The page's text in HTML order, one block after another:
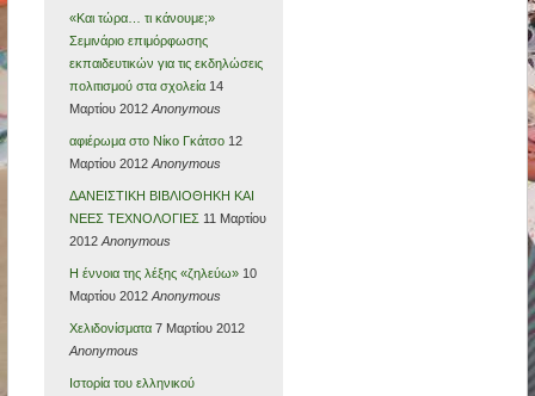
«Και τώρα… τι κάνουμε;»
Σεμινάριο επιμόρφωσης
εκπαιδευτικών για τις εκδηλώσεις
πολιτισμού στα σχολεία 14
Μαρτίου 2012 Anonymous
αφιέρωμα στο Νίκο Γκάτσο 12
Μαρτίου 2012 Anonymous
ΔΑΝΕΙΣΤΙΚΗ ΒΙΒΛΙΟΘΗΚΗ ΚΑΙ
ΝΕΕΣ ΤΕΧΝΟΛΟΓΙΕΣ 11 Μαρτίου
2012 Anonymous
H έννοια της λέξης «ζηλεύω» 10
Μαρτίου 2012 Anonymous
Χελιδονίσματα 7 Μαρτίου 2012
Anonymous
Ιστορία του ελληνικού